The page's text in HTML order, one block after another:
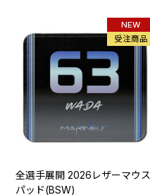
NEW
受注商品
全選手展開 2026レザーマウス
パッド(BSW)